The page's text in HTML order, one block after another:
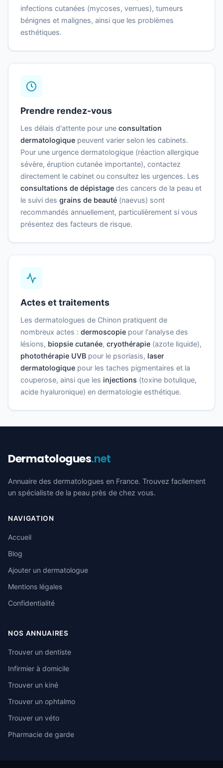
infections cutanées (mycoses, verrues), tumeurs
bénignes et malignes, ainsi que les problèmes
esthétiques.
Prendre rendez-vous
Les délais d'attente pour une consultation
dermatologique peuvent varier selon les cabinets.
Pour une urgence dermatologique (réaction allergique
sévère, éruption cutanée importante), contactez
directement le cabinet ou consultez les urgences. Les
consultations de dépistage des cancers de la peau et
le suivi des grains de beauté (naevus) sont
recommandés annuellement, particulièrement si vous
présentez des facteurs de risque.
Actes et traitements
Les dermatologues de Chinon pratiquent de
nombreux actes : dermoscopie pour l'analyse des
lésions, biopsie cutanée, cryothérapie (azote liquide),
photothérapie UVB pour le psoriasis, laser
dermatologique pour les taches pigmentaires et la
couperose, ainsi que les injections (toxine botulique,
acide hyaluronique) en dermatologie esthétique.
Dermatologues.net
Annuaire des dermatologues en France. Trouvez facilement
un spécialiste de la peau près de chez vous.
NAVIGATION
Accueil
Blog
Ajouter un dermatologue
Mentions légales
Confidentialité
NOS ANNUAIRES
Trouver un dentiste
Infirmier à domicile
Trouver un kiné
Trouver un ophtalmo
Trouver un véto
Pharmacie de garde